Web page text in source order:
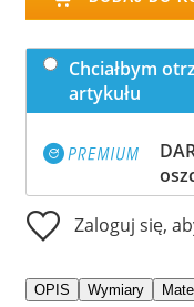
Chciałbym
artykułu
Zaloguj się,
OPIS Wymiary